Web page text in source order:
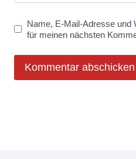
Name, E-Mail-Adresse und
für meinen nächsten